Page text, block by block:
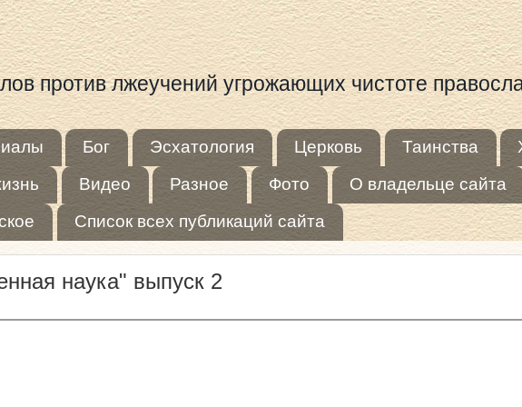
против лжеучений угрожающих чистоте
Бог Эсхатология Церковь Таинства
Видео Разное Фото О владельце сайта
Список всех публикаций сайта
наука" выпуск 2